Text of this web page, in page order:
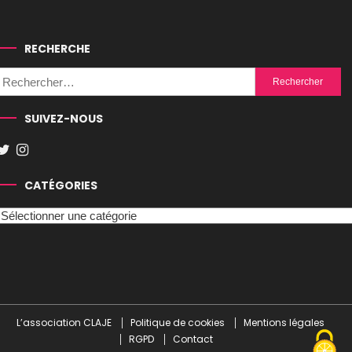
RECHERCHE
Rechercher :
SUIVEZ-NOUS
CATÉGORIES
L’association CLAJE Politique de cookies
Mentions légales
RGPD
Contact